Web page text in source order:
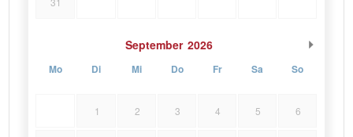
September 2026
Mo Di Mi Do Fr Sa So
1 2 3 4 5 6